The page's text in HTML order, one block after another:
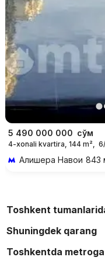
5 490 000 000 сўм
4-xonali kvartira, 144 m²,
Алишера Навои 843
Toshkent
Shuningdek qarang
Toshkentda